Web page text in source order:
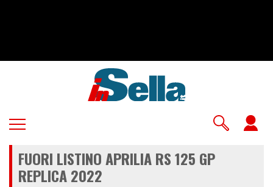
FUORI LISTINO APRILIA RS 125 GP
REPLICA 2022